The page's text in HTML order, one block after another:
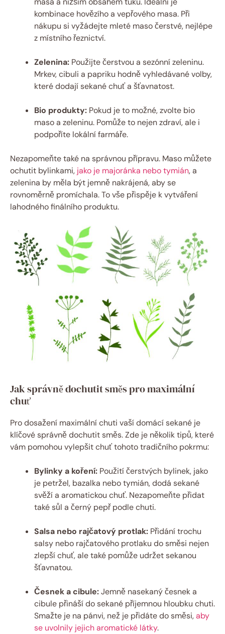
kombinace hovězího a vepřového masa. Při
nákupu si vyžádejte mleté maso čerstvé, nejlépe
z místního řeznictví.
Zelenina: Použijte čerstvou a sezónní zeleninu.
Mrkev, cibuli a papriku hodně vyhledávané volby,
které dodají sekané chuť a šťavnatost.
Bio produkty: Pokud je to možné, zvolte bio
maso a zeleninu. Pomůže to nejen zdraví, ale i
podpoříte lokální farmáře.
Nezapomeňte také na správnou přípravu. Maso můžete
ochutit bylinkami, jako je majoránka nebo tymián, a
zelenina by měla být jemně nakrájená, aby se
rovnoměrně promíchala. To vše přispěje k vytváření
lahodného finálního produktu.
Jak správně dochutit směs pro maximální
chuť
Pro dosažení maximální chuti vaší domácí sekané je
klíčové správně dochutit směs. Zde je několik tipů, které
vám pomohou vylepšit chuť tohoto tradičního pokrmu:
Bylinky a koření: Použití čerstvých bylinek, jako
je petržel, bazalka nebo tymián, dodá sekané
svěží a aromatickou chuť. Nezapomeňte přidat
také sůl a černý pepř podle chuti.
Salsa nebo rajčatový protlak: Přidání trochu
salsy nebo rajčatového protlaku do směsi nejen
zlepší chuť, ale také pomůže udržet sekanou
šťavnatou.
Česnek a cibule:Jemně nasekaný česnek a
cibule přináší do sekané příjemnou hloubku chuti.
Smažte je na pánvi, než je přidáte do směsi,aby
se uvolnily jejich aromatické látky.